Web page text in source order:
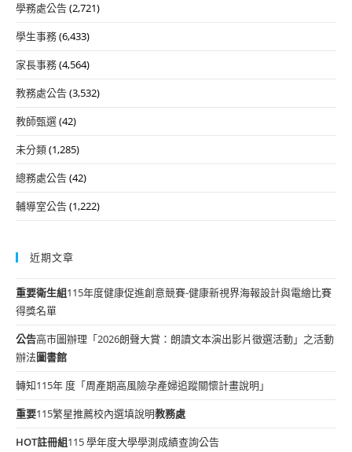
學務處公告(2,721)
學生事務(6,433)
家長事務(4,564)
教務處公告(3,532)
教師甄選(42)
未分類(1,285)
總務處公告(42)
輔導室公告(1,222)
近期文章
重要衛生組115年度健康促進創意競賽-健康新視界海報設計與電繪比賽
得獎名單
公告高市圖辦理「2026朗聲大賞：朗讀文本演出影片徵選活動」之活動
辦法圖書館
轉知115年 度「周產期高風險孕產婦追蹤關懷計畫說明」
重要115繁星推薦校內選填說明教務處
HOT註冊組115 學年度大學學測成績查詢公告